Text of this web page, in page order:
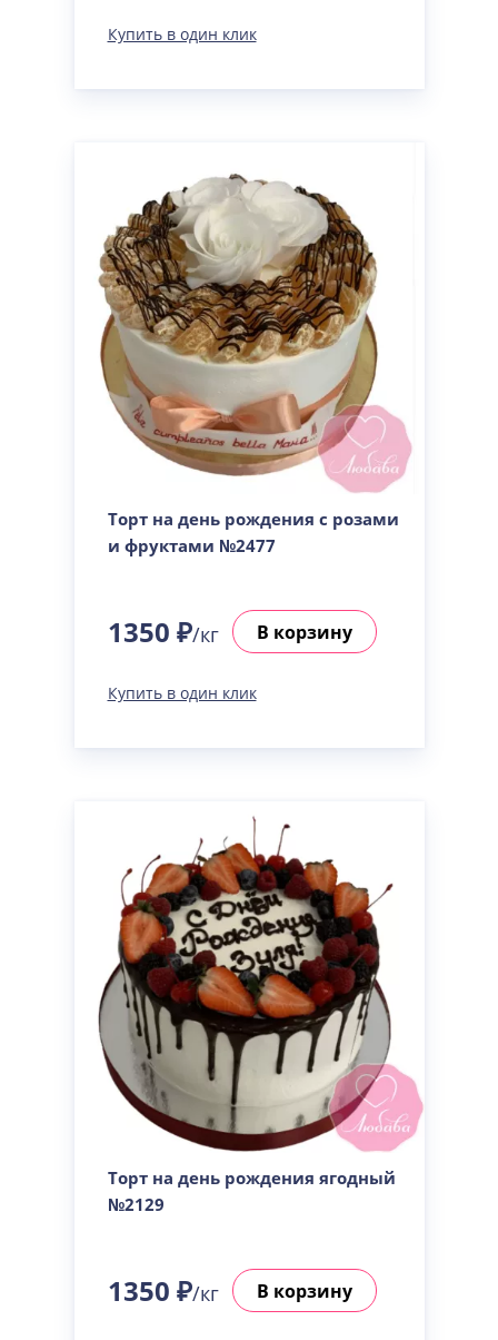
Купить в один клик
Торт на день рождения с розами
и фруктами №2477
1350 ₽/кг В корзину
Купить в один клик
Торт на день рождения ягодный
№2129
1350 ₽/кг В корзину